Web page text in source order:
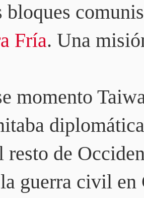
bloques
Fría. Una
momento
resto de
guerra civil